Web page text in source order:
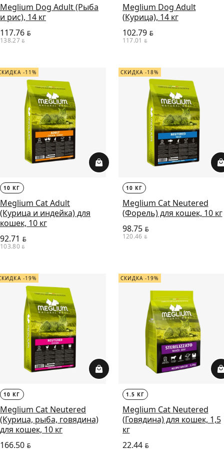
Meglium Dog Adult (Рыба
и рис), 14 кг
117.76 BYN
138.27 BYN
Meglium Dog Adult
(Курица), 14 кг
102.79BYN
117.01 BYN
-11%
10 КГ
Meglium Cat Adult
(Курица и индейка) для
кошек, 10 кг
92.71 BYN
103.80 BYN
СКИДКА -18%
10 КГ
Meglium Сat Neutered
(Форель) для кошек, 10 кг
98.75BYN
120.46 BYN
-19%
10 КГ
Meglium Сat Neutered
(Курица, рыба, говядина)
для кошек, 10 кг
166.50 BYN
СКИДКА -19%
1.5 КГ
Meglium Сat Neutered
(Говядина) для кошек, 1,5
кг
22.44BYN